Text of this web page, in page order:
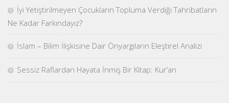
İyi Yetiştirilmeyen Çocukların Topluma Verdiği Tahribatların
Ne Kadar Farkındayız?
İslam – Bilim İlişkisine Dair Önyargıların Eleştirel Analizi
Sessiz Raflardan Hayata İnmiş Bir Kitap: Kur’an